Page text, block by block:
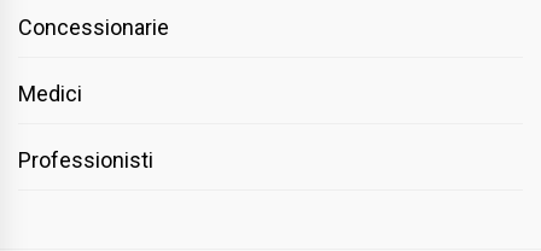
Concessionarie
Medici
Professionisti